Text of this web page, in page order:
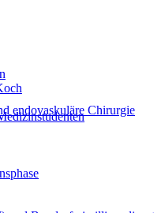
endovaskuläre Chirurgie